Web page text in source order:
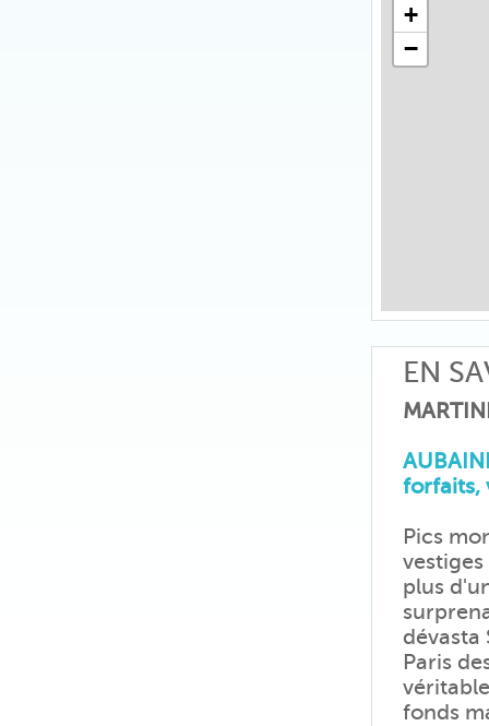
+
−
EN
forfaits,
Pics
plus
dévasta
Paris
fonds